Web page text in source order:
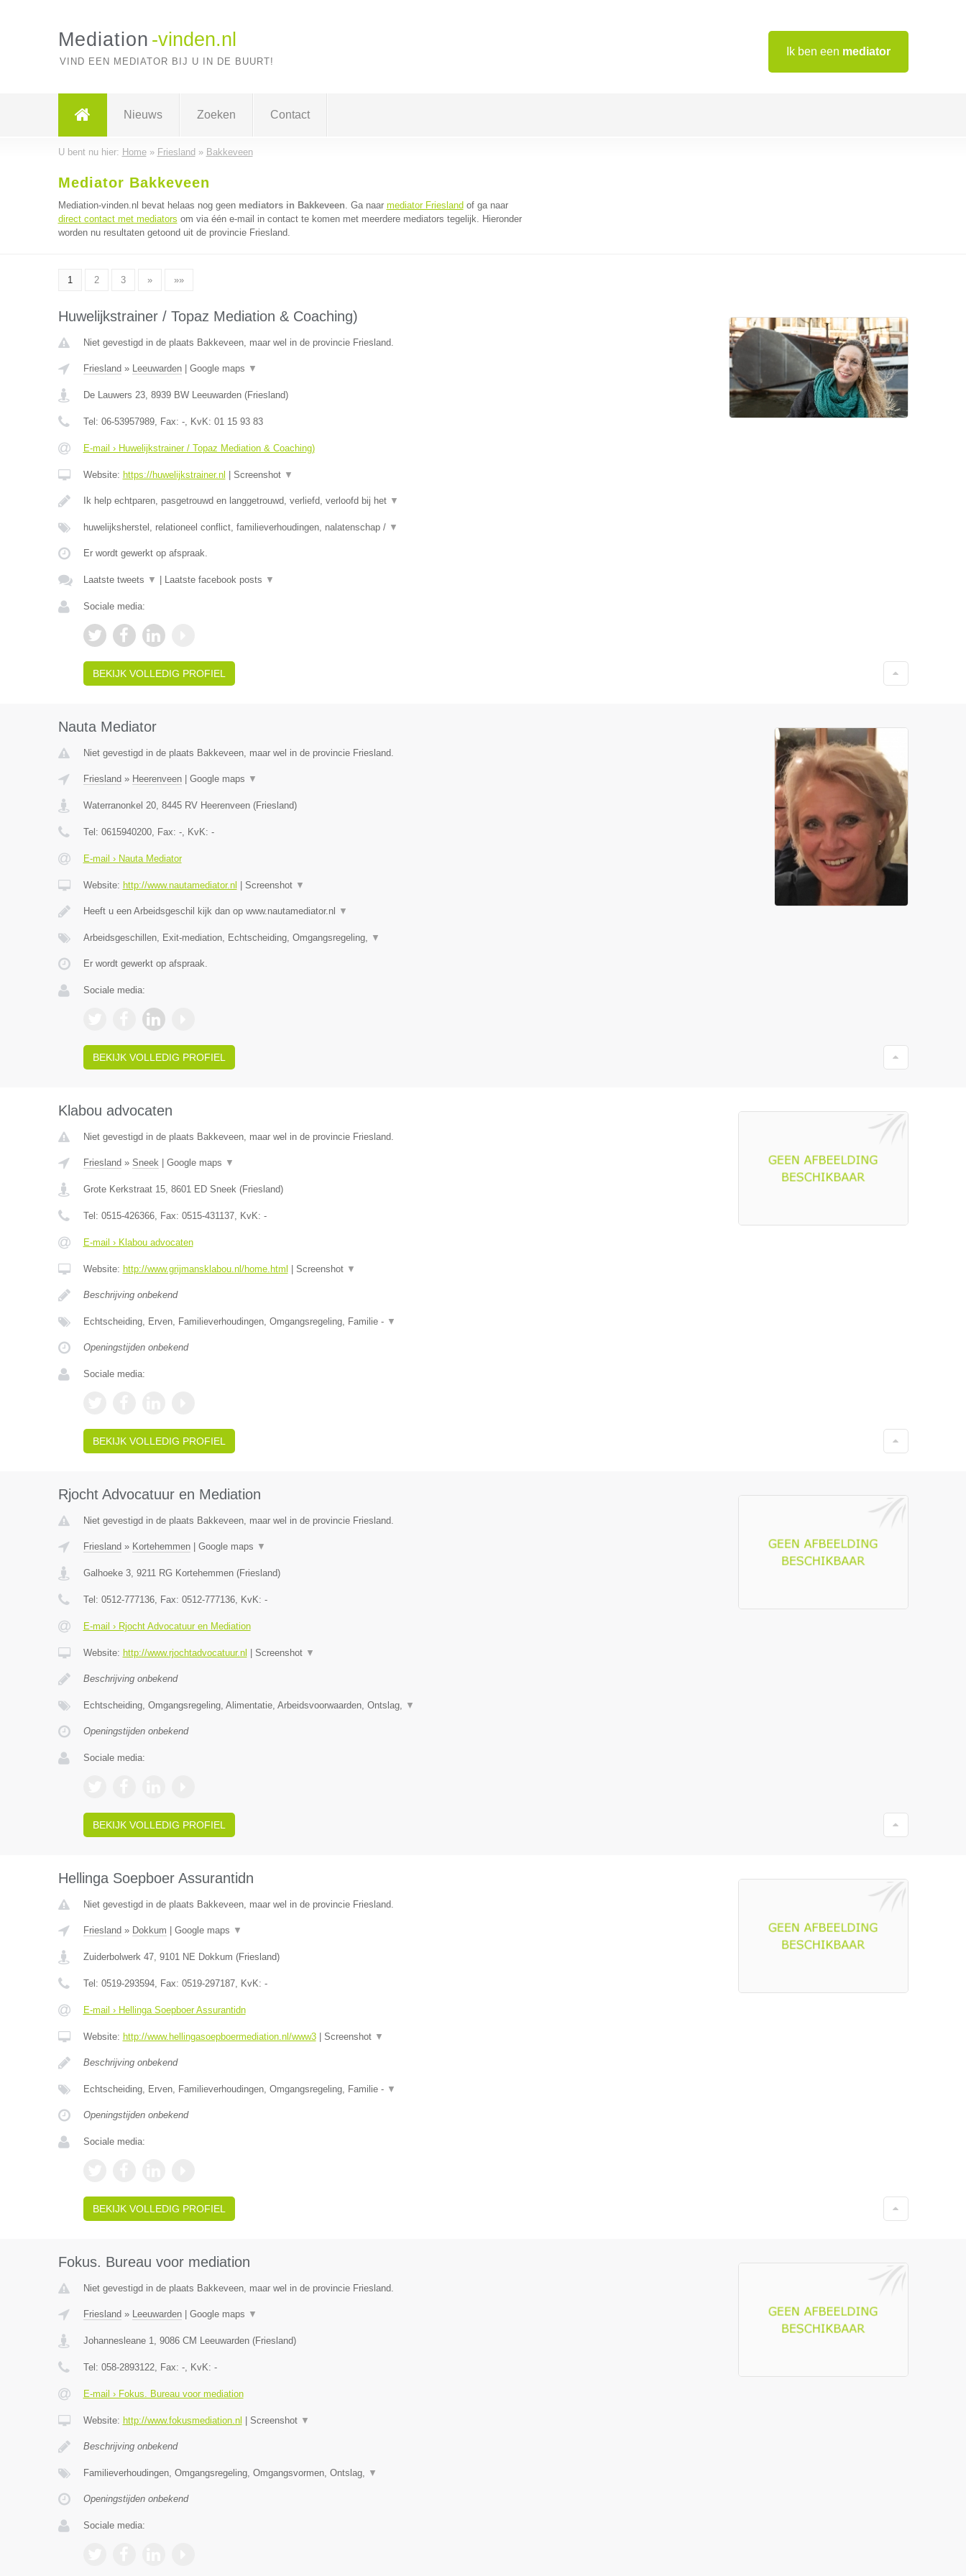
Ik ben een mediator
Mediation -vinden.nl
VIND EEN MEDIATOR BIJ U IN DE BUURT!
Nieuws Zoeken Contact
U bent nu hier: Home» Friesland » Bakkeveen
Mediator Bakkeveen
Mediation-vinden.nl bevat helaas nog geen mediators in Bakkeveen. Ga naar mediator Friesland of ga naar
direct contact met mediators om via één e-mail in contact te komen met meerdere mediators tegelijk. Hieronder
worden nu resultaten getoond uit de provincie Friesland.
1 2 3 » »»
Huwelijkstrainer / Topaz Mediation & Coaching)
Niet gevestigd in de plaats Bakkeveen, maar wel in de provincie Friesland.
Friesland » Leeuwarden| Google maps ▼
De Lauwers 23, 8939 BW Leeuwarden(Friesland)
Tel: 06-53957989, Fax: -, KvK: 01 15 93 83
E-mail › Huwelijkstrainer / Topaz Mediation & Coaching)
Website: https://huwelijkstrainer.nl Screenshot ▼
Ik help echtparen, pasgetrouwd en langgetrouwd, verliefd, verloofd bij het ▼
huwelijksherstel, relationeel conflict, familieverhoudingen, nalatenschap / ▼
Er wordt gewerkt op afspraak.
Laatste tweets ▼ Laatste facebook posts ▼
Sociale media:
BEKIJK VOLLEDIG PROFIEL
Nauta Mediator
Niet gevestigd in de plaats Bakkeveen, maar wel in de provincie Friesland.
Friesland » Heerenveen| Google maps ▼
Waterranonkel 20, 8445 RV Heerenveen(Friesland)
Tel: 0615940200, Fax: -, KvK: -
E-mail › Nauta Mediator
Website: http://www.nautamediator.nl Screenshot ▼
Heeft u een Arbeidsgeschil kijk dan op www.nautamediator.nl ▼
Arbeidsgeschillen, Exit-mediation, Echtscheiding, Omgangsregeling, ▼
Er wordt gewerkt op afspraak.
Sociale media:
BEKIJK VOLLEDIG PROFIEL
Klabou advocaten
Niet gevestigd in de plaats Bakkeveen, maar wel in de provincie Friesland.
Friesland » Sneek| Google maps ▼
Grote Kerkstraat 15, 8601 ED Sneek(Friesland)
Tel: 0515-426366, Fax: 0515-431137, KvK: -
E-mail › Klabou advocaten
Website: http://www.grijmansklabou.nl/home.html Screenshot ▼
Beschrijving onbekend
Echtscheiding, Erven, Familieverhoudingen, Omgangsregeling, Familie - ▼
Openingstijden onbekend
Sociale media:
BEKIJK VOLLEDIG PROFIEL
Rjocht Advocatuur en Mediation
Niet gevestigd in de plaats Bakkeveen, maar wel in de provincie Friesland.
Friesland » Kortehemmen| Google maps ▼
Galhoeke 3, 9211 RG Kortehemmen(Friesland)
Tel: 0512-777136, Fax: 0512-777136, KvK: -
E-mail › Rjocht Advocatuur en Mediation
Website: http://www.rjochtadvocatuur.nl Screenshot ▼
Beschrijving onbekend
Echtscheiding, Omgangsregeling, Alimentatie, Arbeidsvoorwaarden, Ontslag, ▼
Openingstijden onbekend
Sociale media:
BEKIJK VOLLEDIG PROFIEL
Hellinga Soepboer Assurantidn
Niet gevestigd in de plaats Bakkeveen, maar wel in de provincie Friesland.
Friesland » Dokkum Google maps ▼
Zuiderbolwerk 47, 9101 NE Dokkum (Friesland)
Tel: 0519-293594, Fax: 0519-297187, KvK: -
E-mail › Hellinga Soepboer Assurantidn
Website: http://www.hellingasoepboermediation.nl/www3| Screenshot ▼
Beschrijving onbekend
Echtscheiding, Erven, Familieverhoudingen, Omgangsregeling, Familie - ▼
Openingstijden onbekend
Sociale media:
BEKIJK VOLLEDIG PROFIEL
Fokus. Bureau voor mediation
Niet gevestigd in de plaats Bakkeveen, maar wel in de provincie Friesland.
Friesland » Leeuwarden| Google maps ▼
Johannesleane 1, 9086 CM Leeuwarden(Friesland)
Tel: 058-2893122, Fax: -, KvK: -
E-mail › Fokus. Bureau voor mediation
Website: http://www.fokusmediation.nl Screenshot ▼
Beschrijving onbekend
Familieverhoudingen, Omgangsregeling, Omgangsvormen, Ontslag, ▼
Openingstijden onbekend
Sociale media: